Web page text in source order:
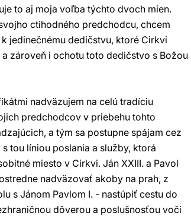
to aj moja voľba týchto dvoch mien.
ctihodného predchodcu, chcem
jedinečnému dedičstvu, ktoré Cirkvi
a zároveň i ochotu toto dedičstvo s Božou
nadväzujem na celú tradíciu
predchodcov v priebehu tohto
a tým sa postupne spájam cez
tou líniou poslania a služby, ktorá
miesto v Cirkvi. Ján XXIII. a Pavol
nadväzovať akoby na prah, z
s Jánom Pavlom I. - nastúpiť cestu do
dôverou a poslušnosťou voči